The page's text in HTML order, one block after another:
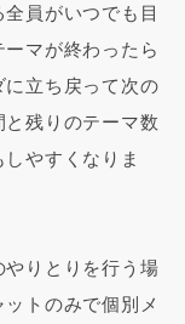
員がいつでも目
マが終わったら
立ち戻って次の
残りのテーマ数
やすくなりま
りとりを行う場
トのみで個別メ